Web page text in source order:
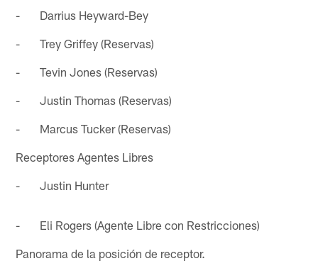
- Darrius Heyward-Bey
- Trey Griffey (Reservas)
- Tevin Jones (Reservas)
- Justin Thomas (Reservas)
- Marcus Tucker (Reservas)
Receptores Agentes Libres
- Justin Hunter
- Eli Rogers (Agente Libre con Restricciones)
Panorama de la posición de receptor.